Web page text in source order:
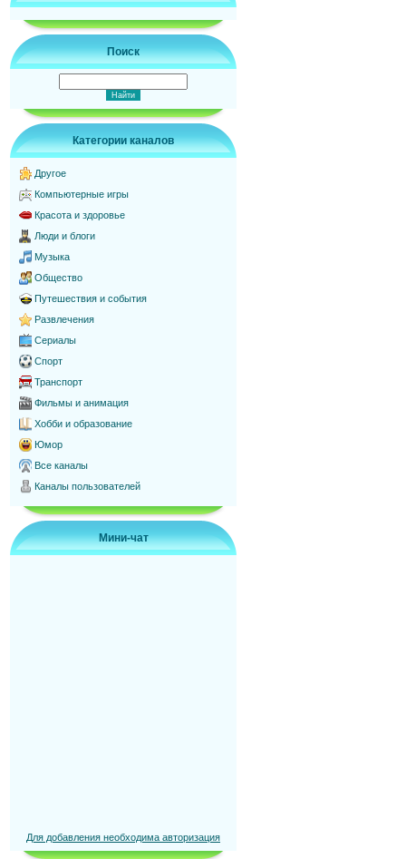
Поиск
Категории каналов
Другое
Компьютерные игры
Красота и здоровье
Люди и блоги
Музыка
Общество
Путешествия и события
Развлечения
Сериалы
Спорт
Транспорт
Фильмы и анимация
Хобби и образование
Юмор
Все каналы
Каналы пользователей
Мини-чат
Для добавления необходима авторизация